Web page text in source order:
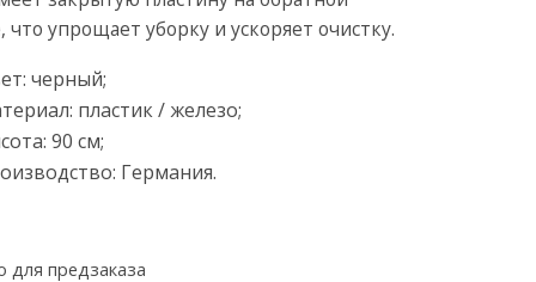
что упрощает уборку и ускоряет очистку.
черный;
пластик / железо;
90 см;
Германия.
для предзаказа